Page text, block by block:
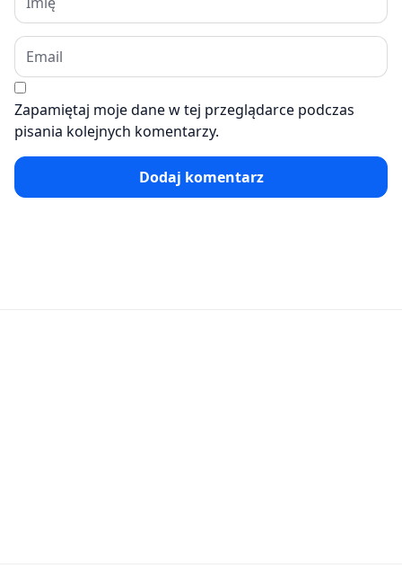
Zapamiętaj moje dane w tej przeglądarce podczas
pisania kolejnych komentarzy.
Dodaj komentarz